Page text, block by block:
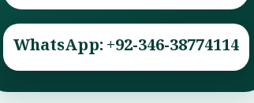
WhatsApp: +92-346-38774114